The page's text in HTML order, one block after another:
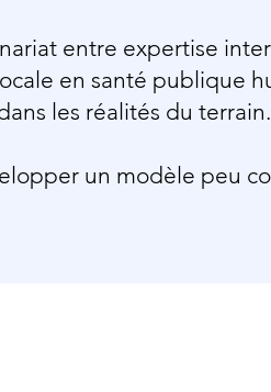
entre expertise
en santé publique
les réalités du terrain.
un modèle peu